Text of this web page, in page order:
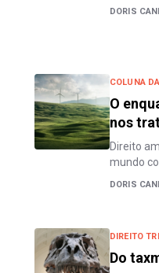
DORIS
COLUNA
O
nos
Direito
mundo
DORIS
DIREITO
Do